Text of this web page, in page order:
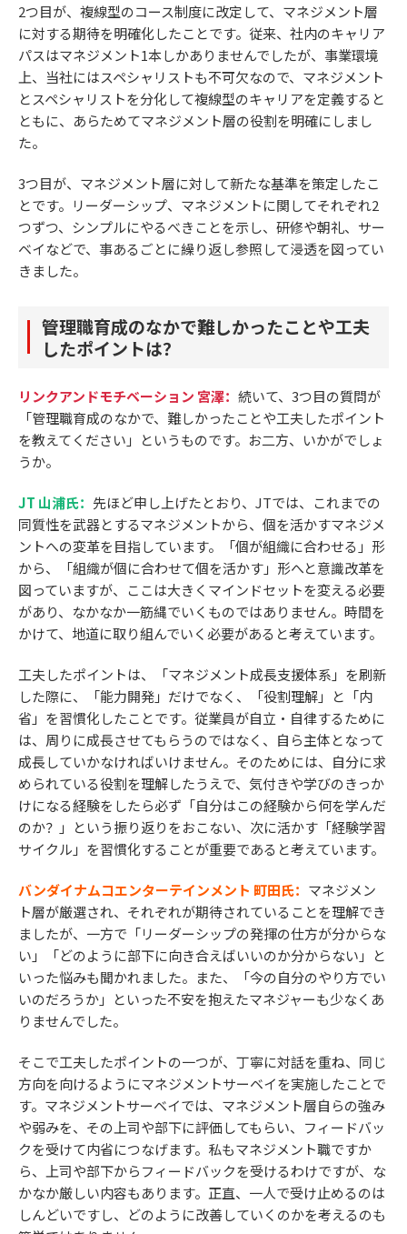
2つ目が、複線型のコース制度に改定して、マネジメント層
に対する期待を明確化したことです。従来、社内のキャリア
パスはマネジメント1本しかありませんでしたが、事業環境
上、当社にはスペシャリストも不可欠なので、マネジメント
とスペシャリストを分化して複線型のキャリアを定義すると
ともに、あらためてマネジメント層の役割を明確にしまし
た。
3つ目が、マネジメント層に対して新たな基準を策定したこ
とです。リーダーシップ、マネジメントに関してそれぞれ2
つずつ、シンプルにやるべきことを示し、研修や朝礼、サー
ベイなどで、事あるごとに繰り返し参照して浸透を図ってい
きました。
管理職育成のなかで難しかったことや工夫
したポイントは？
リンクアンドモチベーション 宮澤： 続いて、3つ目の質問が
「管理職育成のなかで、難しかったことや工夫したポイント
を教えてください」というものです。お二方、いかがでしょ
うか。
JT 山浦氏： 先ほど申し上げたとおり、JTでは、これまでの
同質性を武器とするマネジメントから、個を活かすマネジメ
ントへの変革を目指しています。「個が組織に合わせる」形
から、「組織が個に合わせて個を活かす」形へと意識改革を
図っていますが、ここは大きくマインドセットを変える必要
があり、なかなか一筋縄でいくものではありません。時間を
かけて、地道に取り組んでいく必要があると考えています。
工夫したポイントは、「マネジメント成長支援体系」を刷新
した際に、「能力開発」だけでなく、「役割理解」と「内
省」を習慣化したことです。従業員が自立・自律するために
は、周りに成長させてもらうのではなく、自ら主体となって
成長していかなければいけません。そのためには、自分に求
められている役割を理解したうえで、気付きや学びのきっか
けになる経験をしたら必ず「自分はこの経験から何を学んだ
のか？」という振り返りをおこない、次に活かす「経験学習
サイクル」を習慣化することが重要であると考えています。
バンダイナムコエンターテインメント 町田氏： マネジメン
ト層が厳選され、それぞれが期待されていることを理解でき
ましたが、一方で「リーダーシップの発揮の仕方が分からな
い」「どのように部下に向き合えばいいのか分からない」と
いった悩みも聞かれました。また、「今の自分のやり方でい
いのだろうか」といった不安を抱えたマネジャーも少なくあ
りませんでした。
そこで工夫したポイントの一つが、丁寧に対話を重ね、同じ
方向を向けるようにマネジメントサーベイを実施したことで
す。マネジメントサーベイでは、マネジメント層自らの強み
や弱みを、その上司や部下に評価してもらい、フィードバッ
クを受けて内省につなげます。私もマネジメント職ですか
ら、上司や部下からフィードバックを受けるわけですが、な
かなか厳しい内容もあります。正直、一人で受け止めるのは
しんどいですし、どのように改善していくのかを考えるのも